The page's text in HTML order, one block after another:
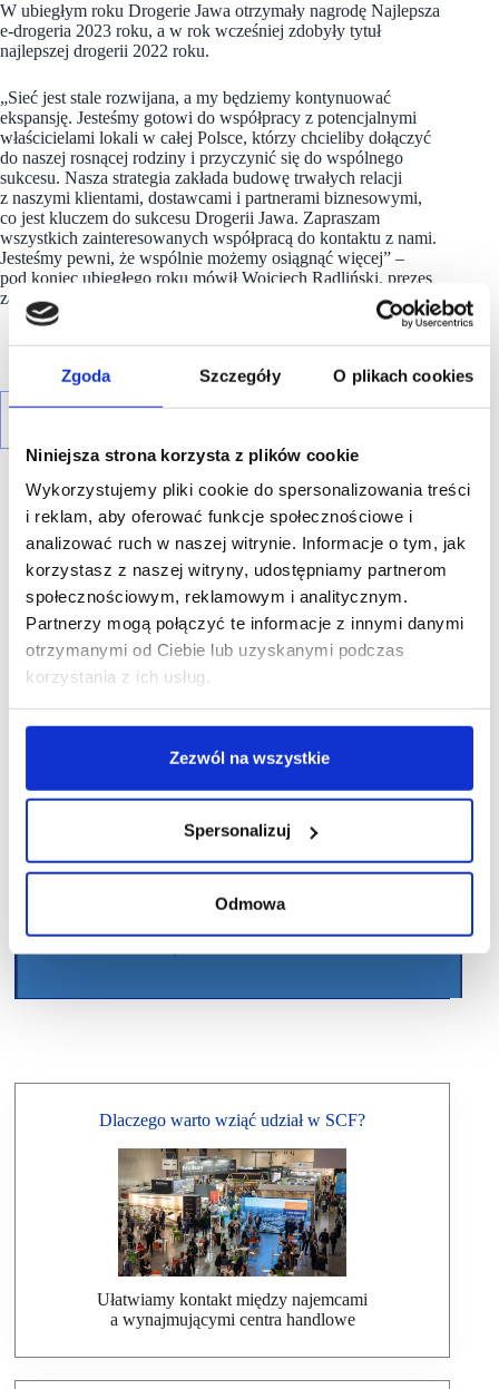
Zgoda Szczegóły O plikach cookies
Niniejsza strona korzysta z plików cookie
Wykorzystujemy pliki cookie do spersonalizowania treści
i reklam, aby oferować funkcje społecznościowe i
analizować ruch w naszej witrynie. Informacje o tym, jak
korzystasz z naszej witryny, udostępniamy partnerom
społecznościowym, reklamowym i analitycznym.
Partnerzy mogą połączyć te informacje z innymi danymi
otrzymanymi od Ciebie lub uzyskanymi podczas
korzystania z ich usług.
Zezwól na wszystkie
Spersonalizuj
Odmowa
W ubiegłym roku Drogerie Jawa otrzymały nagrodę Najlepsza
e-drogeria 2023 roku, a w rok wcześniej zdobyły tytuł
najlepszej drogerii 2022 roku.
„Sieć jest stale rozwijana, a my będziemy kontynuować
ekspansję. Jesteśmy gotowi do współpracy z potencjalnymi
właścicielami lokali w całej Polsce, którzy chcieliby dołączyć
do naszej rosnącej rodziny i przyczynić się do wspólnego
sukcesu. Nasza strategia zakłada budowę trwałych relacji
z naszymi klientami, dostawcami i partnerami biznesowymi,
co jest kluczem do sukcesu Drogerii Jawa. Zapraszam
wszystkich zainteresowanych współpracą do kontaktu z nami.
Jesteśmy pewni, że wspólnie możemy osiągnąć więcej” –
pod koniec ubiegłego roku mówił Wojciech Radliński, prezes
zarządu
R E K L A M A
Dlaczego warto wziąć udział w SCF?
Ułatwiamy kontakt między najemcami
a wynajmującymi centra handlowe